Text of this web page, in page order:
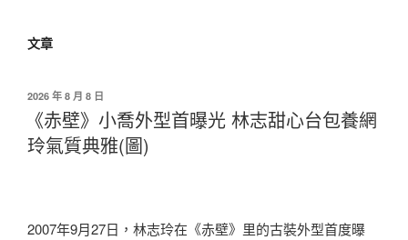
文章
發
2026 年 8 月 8 日
《赤壁》小喬外型首曝光 林志甜心台包養網
玲氣質典雅(圖)
2007年9月27日，林志玲在《赤壁》里的古裝外型首度曝